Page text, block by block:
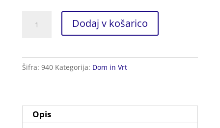
2kos.
količina
Dodaj v košarico
Šifra: 940 Kategorija: Dom in Vrt
Opis